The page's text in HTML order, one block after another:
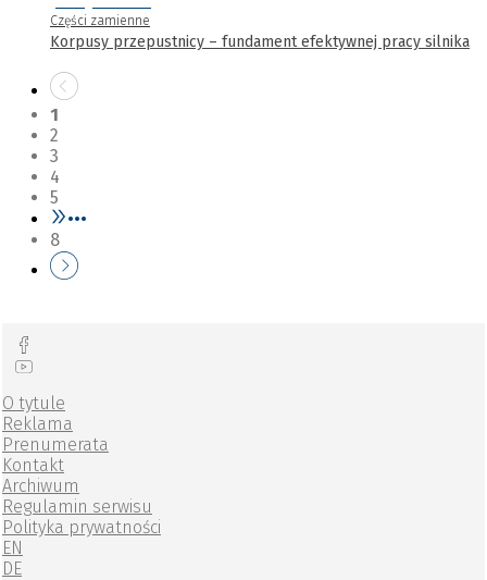
Części zamienne
Korpusy przepustnicy – fundament efektywnej pracy silnika
1
2
3
4
5
•••
8
O tytule
Reklama
Prenumerata
Kontakt
Archiwum
Regulamin serwisu
Polityka prywatności
EN
DE